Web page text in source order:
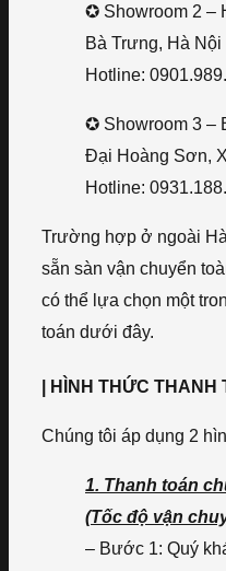
✪ Showroom 2 –
Bà Trưng, Hà
Hotline:
✪ Showroom 3 –
Đại Hoàng Sơn,
Hotline:
Trường hợp ở ngoài
sẵn sàn vận chuyển
có thể lựa chọn một
toán dưới đây.
| HÌNH THỨC
Chúng tôi áp dụng 2
1. Thanh toán
(Tốc độ vận
– Bước 1: Quý